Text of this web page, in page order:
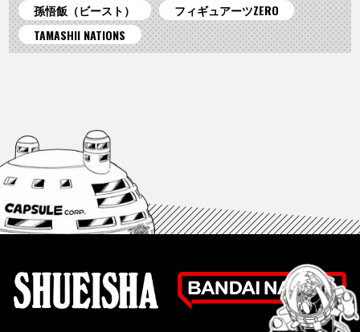
孫悟飯（ビースト）
フィギュアーツZERO
TAMASHII NATIONS